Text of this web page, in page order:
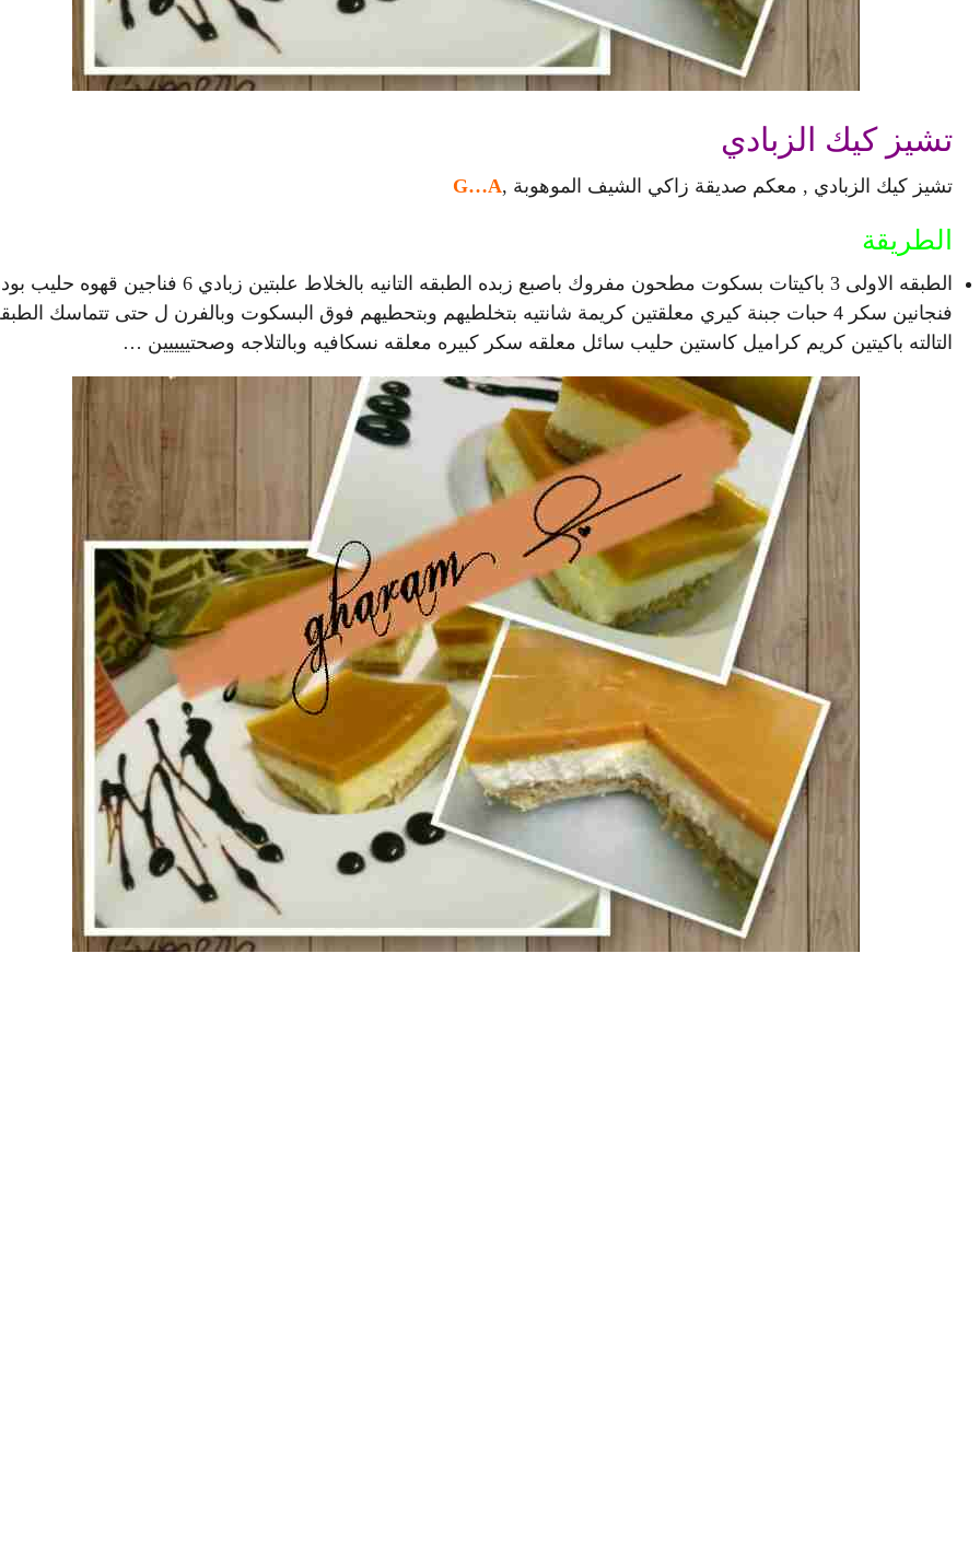
تشيز كيك الزبادي
تشيز كيك الزبادي , معكم صديقة زاكي الشيف الموهوبة ,G…A
الطريقة
الطبقه الاولى 3 باكيتات بسكوت مطحون مفروك باصبع زبده الطبقه التانيه بالخلاط علبتين زبادي 6 فناجين
فنجانين سكر 4 حبات جبنة كيري معلقتين كريمة شانتيه بتخلطيهم وبتحطيهم فوق البسكوت وبالفرن ل حتى تتماسك
التالته باكيتين كريم كراميل كاستين حليب سائل معلقه سكر كبيره معلقه نسكافيه وبالتلاجه وصحتييييين …